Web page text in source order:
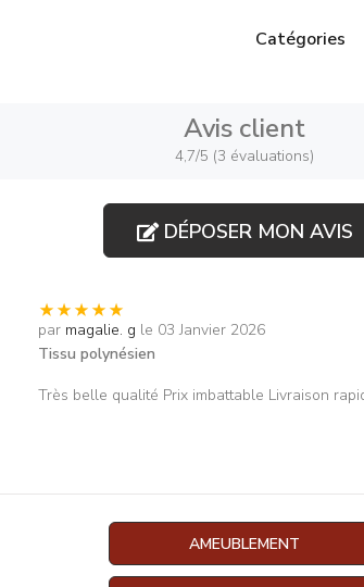
Catégories
Avis client
4,7/5 (3 évaluations)
DÉPOSER MON AVIS
par magalie. g le 03 Janvier 2026
Tissu polynésien
Très belle qualité Prix imbattable Livraison
AMEUBLEMENT